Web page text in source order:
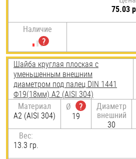
75.03
Наличие
Шайба круглая плоская с
уменьшенным внешним
диаметром под палец DIN 1441
Ф19(18мм) А2 (AISI 304)
Материал
А2 (AISI 304)
Ø
?
19
Диаметр
внешний
30
Вес:
13.3 гр.